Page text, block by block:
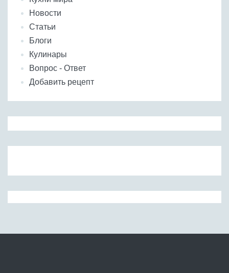
Новости
Статьи
Блоги
Кулинары
Вопрос - Ответ
Добавить рецепт